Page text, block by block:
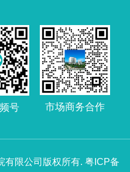
号 市场商务合作
有限公司版权所有. 粤ICP备